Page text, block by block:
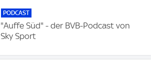
PODCAST
"Auffe Süd" - der BVB-Podcast von
Sky Sport